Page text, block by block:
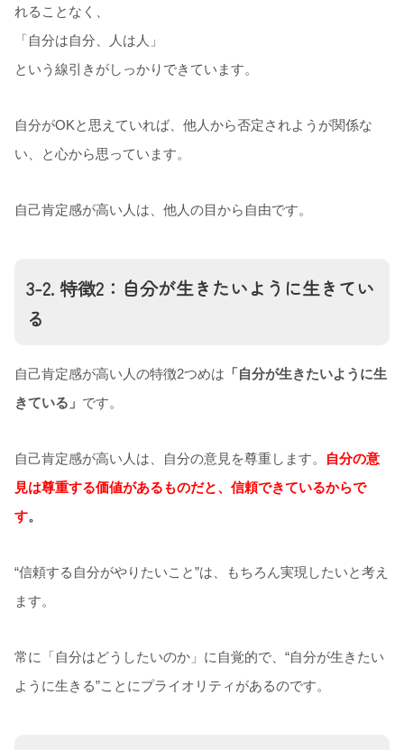
れることなく、
「自分は自分、人は人」
という線引きがしっかりできています。
自分がOKと思えていれば、他人から否定されようが関係な
い、と心から思っています。
自己肯定感が高い人は、他人の目から自由です。
3-2. 特徴2：自分が生きたいように生きてい
る
自己肯定感が高い人の特徴2つめは 「自分が生きたいように生
きている」 です。
自己肯定感が高い人は、自分の意見を尊重します。
自分の意
見は尊重する価値があるものだと、信頼できているからで
す。
“信頼する自分がやりたいこと”は、もちろん実現したいと考え
ます。
常に「自分はどうしたいのか」に自覚的で、“自分が生きたい
ように生きる”ことにプライオリティがあるのです。